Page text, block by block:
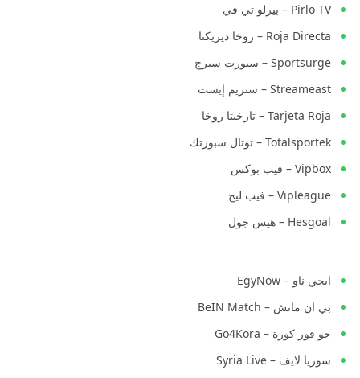
Pirlo TV – بيرلو تي في
Roja Directa – روخا ديريكتا
Sportsurge – سبورت سيرج
Streameast – ستريم إيست
Tarjeta Roja – تارخيتا روخا
Totalsportek – توتال سبورتك
Vipbox – فيب بوكس
Vipleague – فيب ليج
Hesgoal – هيس جول
ايجي ناو – EgyNow
بي ان ماتش – BeIN Match
جو فور كورة – Go4Kora
سوريا لايف – Syria Live